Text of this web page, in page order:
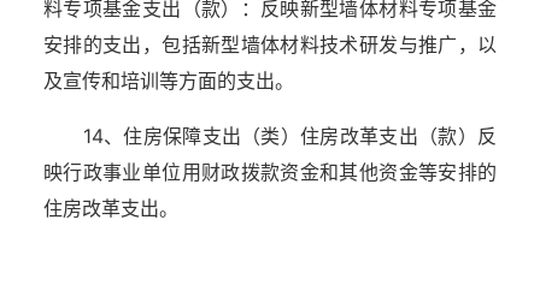
料专项基金支出（款）：反映新型墙体材料专项基金
安排的支出，包括新型墙体材料技术研发与推广，以
及宣传和培训等方面的支出。
14、住房保障支出（类）住房改革支出（款）反
映行政事业单位用财政拨款资金和其他资金等安排的
住房改革支出。